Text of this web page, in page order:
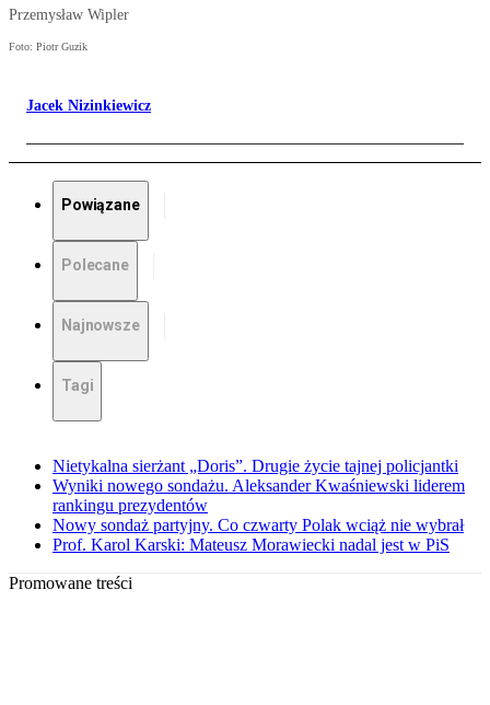
Przemysław Wipler
Foto: Piotr Guzik
Jacek Nizinkiewicz
Powiązane
Polecane
Najnowsze
Tagi
Nietykalna sierżant „Doris”. Drugie życie tajnej policjantki
Wyniki nowego sondażu. Aleksander Kwaśniewski liderem
rankingu prezydentów
Nowy sondaż partyjny. Co czwarty Polak wciąż nie wybrał
Prof. Karol Karski: Mateusz Morawiecki nadal jest w PiS
Promowane treści